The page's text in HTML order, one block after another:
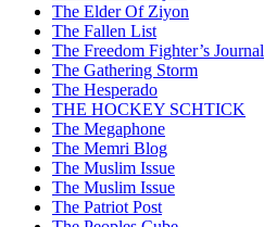
The Elder Of Ziyon
The Fallen List
The Freedom Fighter’s Journal
The Gathering Storm
The Hesperado
THE HOCKEY SCHTICK
The Megaphone
The Memri Blog
The Muslim Issue
The Muslim Issue
The Patriot Post